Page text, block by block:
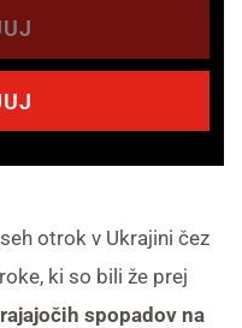
otrok v Ukrajini čez
ki so bili že prej
spopadov na